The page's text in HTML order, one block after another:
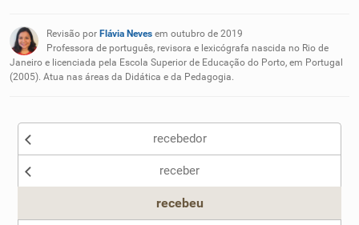
Nenhum dos sinônimos apresentados me ajudou
Outro
Revisão por Flávia Neves em outubro de 2019
Professora de português, revisora e lexicógrafa nascida no Rio de
Janeiro e licenciada pela Escola Superior de Educação do Porto, em Portugal
(2005). Atua nas áreas da Didática e da Pedagogia.
recebedor
receber
recebeu